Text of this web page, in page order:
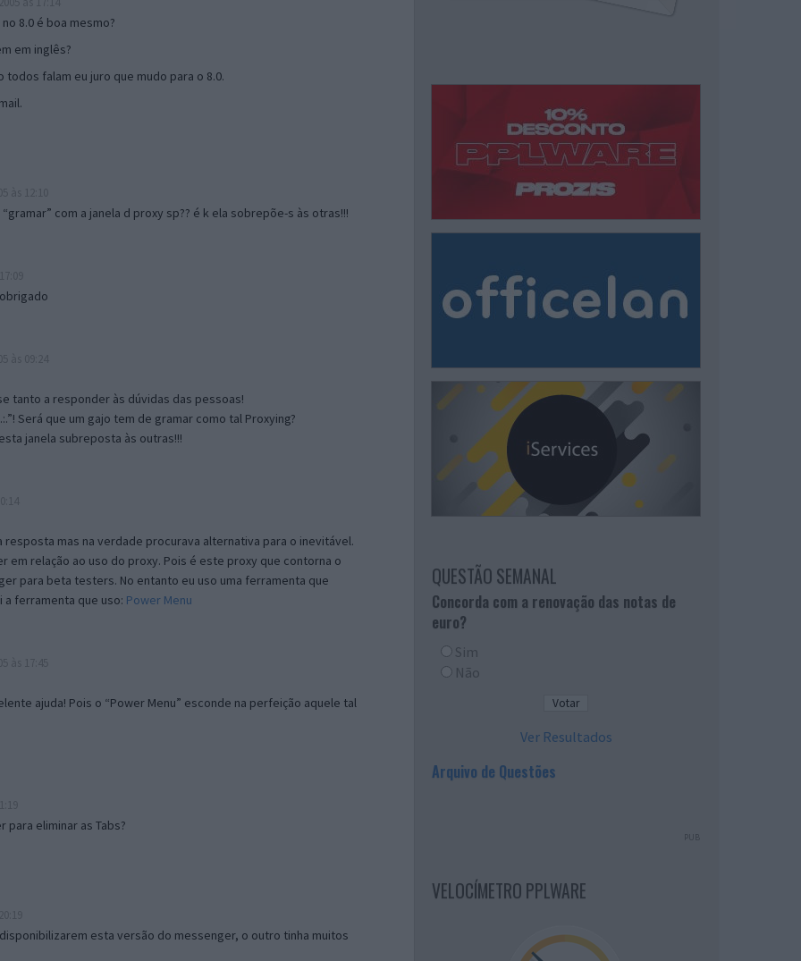
8.0 é boa mesmo?
em inglês?
falam eu juro que mudo para o 8.0.
com a janela d proxy sp?? é k ela sobrepõe-s às otras!!!
tanto a responder às dúvidas das pessoas!
Será que um gajo tem de gramar como tal Proxying?
janela subreposta às outras!!!
mas na verdade procurava alternativa para o inevitável.
em relação ao uso do proxy. Pois é este proxy que contorna o
para beta testers. No entanto eu uso uma ferramenta que
ferramenta que uso: Power Menu
ajuda! Pois o “Power Menu” esconde na perfeição aquele tal
para eliminar as Tabs?
esta versão do messenger, o outro tinha muitos
QUESTÃO SEMANAL
Concorda com a renovação das notas de
euro?
Sim
Não
Ver Resultados
Arquivo de Questões
PUB
VELOCÍMETRO PPLWARE